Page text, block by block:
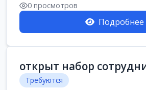
0 просмотров
Подробнее
открыт набор
Требуются